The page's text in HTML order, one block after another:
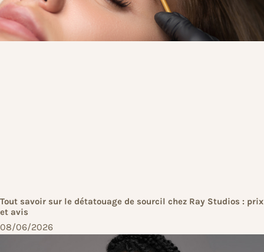
Tout savoir sur le détatouage de sourcil chez Ray Studios : prix
et avis
08/06/2026